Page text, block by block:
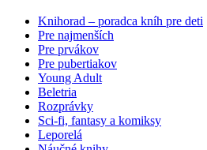
Knihorad – poradca kníh pre deti
Pre najmenších
Pre prvákov
Pre pubertiakov
Young Adult
Beletria
Rozprávky
Sci-fi, fantasy a komiksy
Leporelá